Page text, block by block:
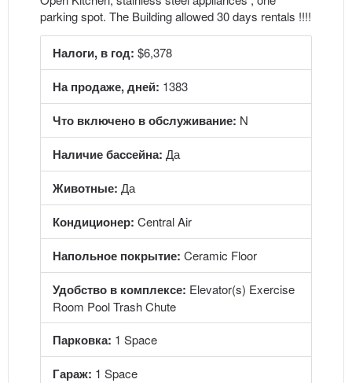
parking spot. The Building allowed 30 days rentals !!!!
Налоги, в год: $6,378
На продаже, дней: 1383
Что включено в обслуживание: N
Наличие бассейна: Да
Животные: Да
Кондиционер: Central Air
Напольное покрытие: Ceramic Floor
Удобство в комплексе: Elevator(s) Exercise
Room Pool Trash Chute
Парковка: 1 Space
Гараж: 1 Space